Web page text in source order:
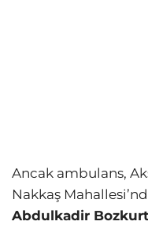
Ancak ambulans,
Nakkaş
Abdulkadir Bozkurt